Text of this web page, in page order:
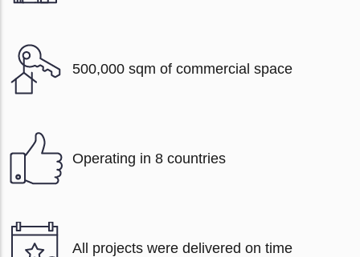
500,000 sqm of commercial space
Operating in 8 countries
All projects were delivered on time